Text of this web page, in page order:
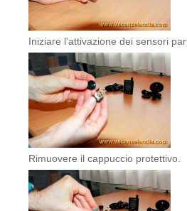
Iniziare l'attivazione dei sensori
Rimuovere il cappuccio protettivo.